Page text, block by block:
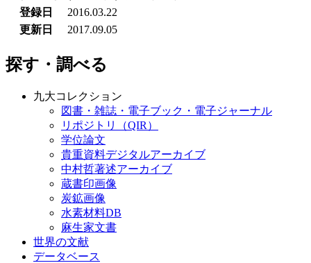
登録日
2016.03.22
更新日
2017.09.05
探す・調べる
九大コレクション
図書・雑誌・電子ブック・電子ジャーナル
リポジトリ（QIR）
学位論文
貴重資料デジタルアーカイブ
中村哲著述アーカイブ
蔵書印画像
炭鉱画像
水素材料DB
麻生家文書
世界の文献
データベース